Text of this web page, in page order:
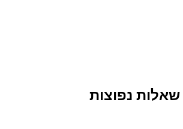
שאלות נפוצות